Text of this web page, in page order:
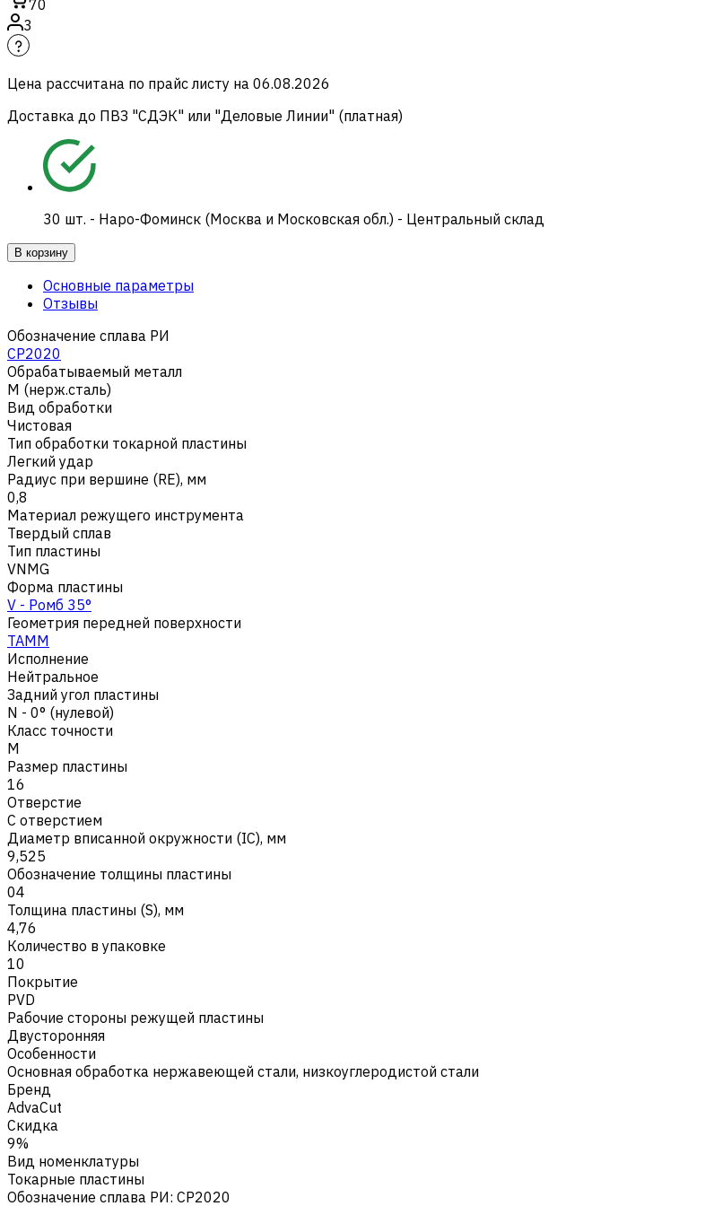
70
3
Цена рассчитана по прайс листу на 06.08.2026
Доставка до ПВЗ "СДЭК" или "Деловые Линии" (платная)
30 шт. - Наро-Фоминск (Москва и Московская обл.) - Центральный склад
В корзину
Основные параметры
Отзывы
Обозначение сплава РИ
CP2020
Обрабатываемый металл
M (нерж.сталь)
Вид обработки
Чистовая
Тип обработки токарной пластины
Легкий удар
Радиус при вершине (RE), мм
0,8
Материал режущего инструмента
Твердый сплав
Тип пластины
VNMG
Форма пластины
V - Ромб 35°
Геометрия передней поверхности
TAMM
Исполнение
Нейтральное
Задний угол пластины
N - 0° (нулевой)
Класс точности
M
Размер пластины
16
Отверстие
С отверстием
Диаметр вписанной окружности (IC), мм
9,525
Обозначение толщины пластины
04
Толщина пластины (S), мм
4,76
Количество в упаковке
10
Покрытие
PVD
Рабочие стороны режущей пластины
Двусторонняя
Особенности
Основная обработка нержавеющей стали, низкоуглеродистой стали
Бренд
AdvaCut
Скидка
9%
Вид номенклатуры
Токарные пластины
Обозначение сплава РИ: CP2020